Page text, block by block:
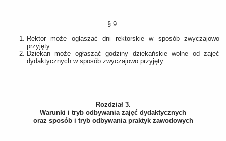
§ 9.
Rektor może ogłaszać dni rektorskie w sposób zwyczajowo
przyjęty.
Dziekan może ogłaszać godziny dziekańskie wolne od zajęć
dydaktycznych w sposób zwyczajowo przyjęty.
Rozdział 3.
Warunki i tryb odbywania zajęć dydaktycznych
oraz sposób i tryb odbywania praktyk zawodowych